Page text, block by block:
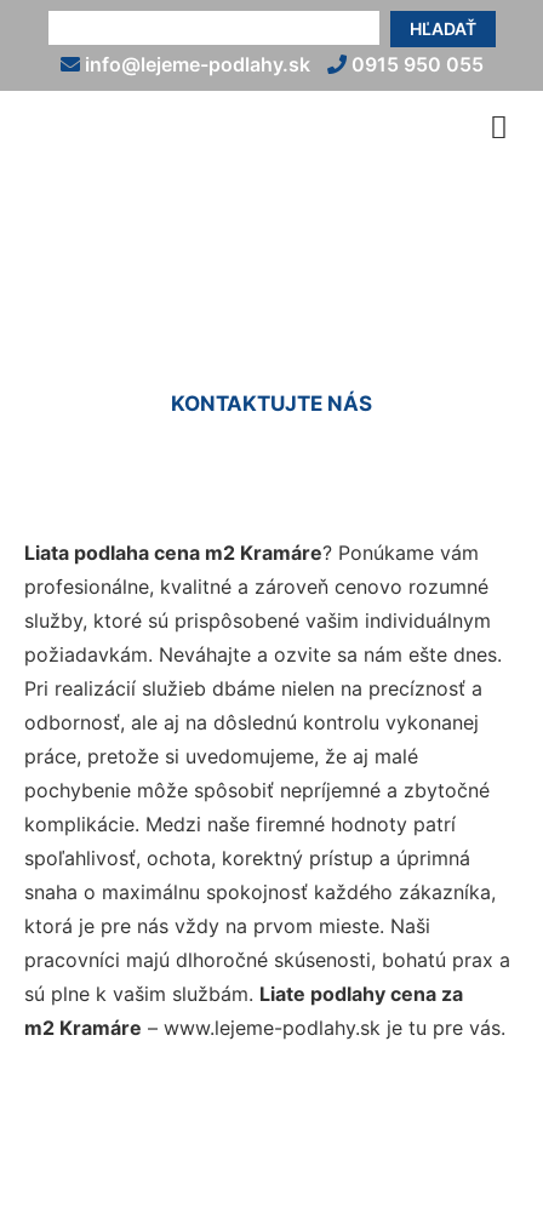
HĽADAŤ
info@lejeme-podlahy.sk 0915 950 055
KONTAKTUJTE NÁS
Liata podlaha cena m2 Kramáre? Ponúkame vám
profesionálne, kvalitné a zároveň cenovo rozumné
služby, ktoré sú prispôsobené vašim individuálnym
požiadavkám. Neváhajte a ozvite sa nám ešte dnes.
Pri realizácií služieb dbáme nielen na precíznosť a
odbornosť, ale aj na dôslednú kontrolu vykonanej
práce, pretože si uvedomujeme, že aj malé
pochybenie môže spôsobiť nepríjemné a zbytočné
komplikácie. Medzi naše firemné hodnoty patrí
spoľahlivosť, ochota, korektný prístup a úprimná
snaha o maximálnu spokojnosť každého zákazníka,
ktorá je pre nás vždy na prvom mieste. Naši
pracovníci majú dlhoročné skúsenosti, bohatú prax a
sú plne k vašim službám. Liate podlahy cena za
m2 Kramáre – www.lejeme-podlahy.sk je tu pre vás.